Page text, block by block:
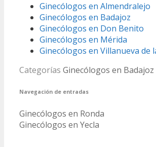
Ginecólogos en Almendralejo
Ginecólogos en Badajoz
Ginecólogos en Don Benito
Ginecólogos en Mérida
Ginecólogos en Villanueva de
Categorías Ginecólogos en Badajoz
Navegación de entradas
Ginecólogos en Ronda
Ginecólogos en Yecla